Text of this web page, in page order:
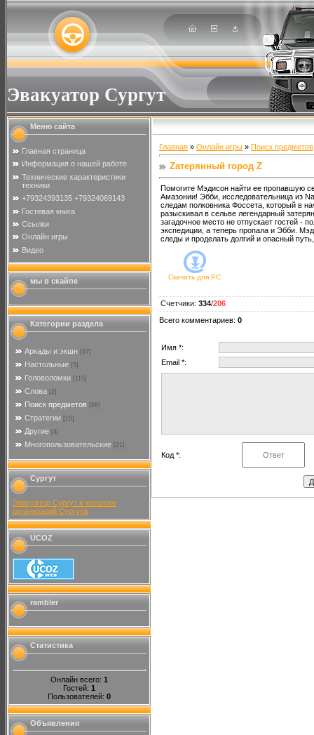
Эвакуатор Сургут
Меню сайта
Главная страница
Информация о нашей работе
Технические характеристики
техники
+79324393135 +79324069143
Гостевая книга
Ссылки
Онлайн игры
Видео
мы в скайпе
Категории раздела
Аркады и экшн [67]
Настольные [5]
Головоломки [115]
Слова [2]
Поиск предметов [68]
Стратегии [15]
Другие [4]
Многопользовательские [21]
Сургут
Эвакуатор Сургут в каталоге
организаций Сургута
UCOZ
rambler
Статистика
Онлайн всего: 1
Гостей: 1
Пользователей: 0
Объявления
Главная » Онлайн игры » Поиск предметов
Zатерянный город Z
Помогите Мэдисон найти ее пропавшую
Амазонии! Эбби, исследовательница из
следам полковника Фоссета, который в
разыскивал в сельве легендарный
загадочное место не отпускает гостей -
экспедиции, а теперь пропала и Эбби.
следы и проделать долгий и опасный
Скачать для PC
Счетчики: 334/206
Всего комментариев: 0
Имя *:
Email *:
Код *: